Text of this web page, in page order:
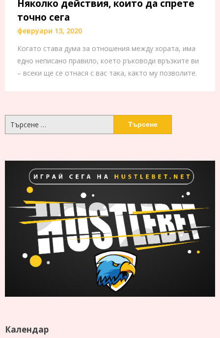
Няколко действия, които да спрете
точно сега
февруари 13, 2020
Когато става дума за отношения между хората, има
едно неписано правило, което ръководи връзките ви
– всеки ще се отнася с вас така, както му позволите.
за:
Календар